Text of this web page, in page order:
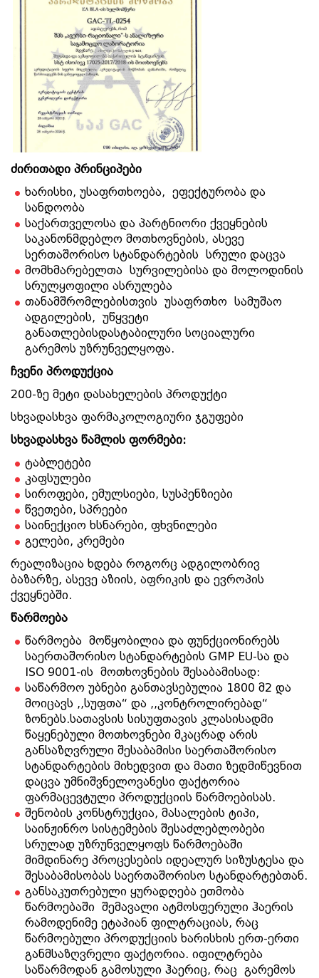
ძირითადი პრინციპები
ხარისხი, უსაფრთხოება, ეფექტურობა და
სანდოობა
საქართველოსა და პარტნიორი ქვეყნების
საკანონმდებლო მოთხოვნების, ასევე
სერთაშორისო სტანდარტების სრული დაცვა
მომხმარებელთა სურვილებისა და მოლოდინის
სრულყოფილი ასრულება
თანამშრომლებისთვის უსაფრთხო სამუშაო
ადგილების, უწყვეტი
განათლებისდასტაბილური სოციალური
გარემოს უზრუნველყოფა.
ჩვენი პროდუქცია
200-ზე მეტი დასახელების პროდუქტი
სხვადასხვა ფარმაკოლოგიური ჯგუფები
სხვადასხვა წამლის ფორმები:
ტაბლეტები
კაფსულები
სიროფები, ემულსიები, სუსპენზიები
წვეთები, სპრეები
საინექციო ხსნარები, ფხვნილები
გელები, კრემები
რეალიზაცია ხდება როგორც ადგილობრივ
ბაზარზე, ასევე აზიის, აფრიკის და ევროპის
ქვეყნებში.
წარმოება
წარმოება მოწყობილია და ფუნქციონირებს
საერთაშორისო სტანდარტების GMP EU-სა და
ISO 9001-ის მოთხოვნების შესაბამისად:
საწარმოო უბნები განთავსებულია 1800 მ2 და
მოიცავს ,,სუფთა“ და ,,კონტროლირებად“
ზონებს.სათავსის სისუფთავის კლასისადმი
წაყენებული მოთხოვნები მკაცრად არის
განსაზღვრული შესაბამისი საერთაშორისო
სტანდარტების მიხედვით და მათი ზედმიწევნით
დაცვა უმნიშვნელოვანესი ფაქტორია
ფარმაცევტული პროდუქციის წარმოებისას.
შენობის კონსტრუქცია, მასალების ტიპი,
საინჟინრო სისტემების შესაძლებლობები
სრულად უზრუნველყოფს წარმოებაში
მიმდინარე პროცესების იდეალურ სიზუსტესა და
შესაბამისობას საერთაშორისო სტანდარტებთან.
განსაკუთრებული ყურადღება ეთმობა
წარმოებაში შემავალი ატმოსფერული ჰაერის
რამოდენიმე ეტაპიან ფილტრაციას, რაც
წარმოებული პროდუქციის ხარისხის ერთ-ერთი
განმსაზღვრელი ფაქტორია. იფილტრება
საწარმოდან გამოსული ჰაერიც, რაც გარემოს